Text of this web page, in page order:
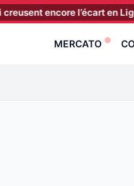
l’écart en Ligue 2
MERCATO